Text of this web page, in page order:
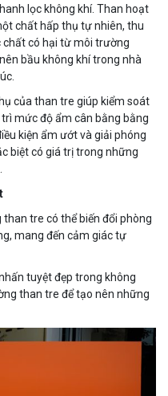
lọc không khí. Than hoạt
chất hấp thụ tự nhiên, thu
chất có hại từ môi trường
bầu không khí trong nhà
của than tre giúp kiểm soát
mức độ ẩm cân bằng bằng
kiện ẩm ướt và giải phóng
biệt có giá trị trong những
tre có thể biến đổi phòng
mang đến cảm giác tự
tuyệt đẹp trong không
than tre để tạo nên những